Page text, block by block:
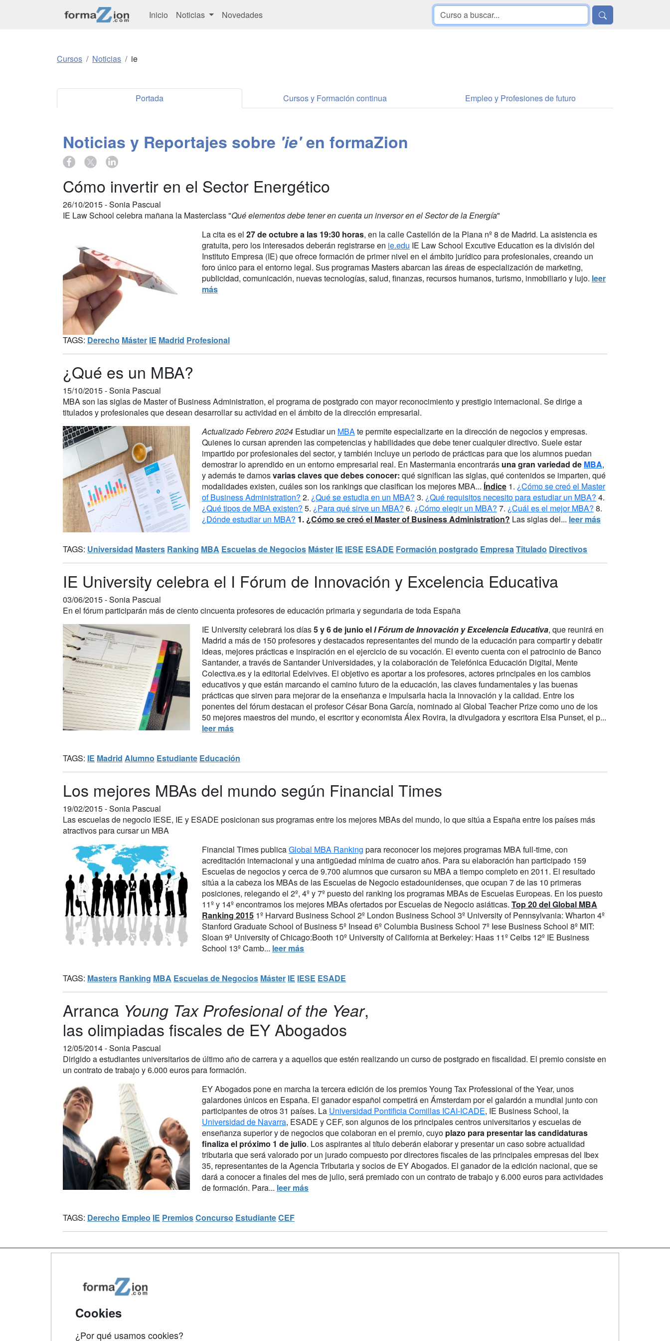
Inicio Noticias Novedades
Cursos Noticias ie
Portada Cursos y Formación continua Empleo y Profesiones de futuro
Noticias y Reportajes sobre 'ie'en formaZion
Cómo invertir en el Sector Energético
26/10/2015 -Sonia Pascual
IE Law School celebra mañana la Masterclass "Qué elementos debe tener en cuenta un inversor en el Sector de la Energía"
La cita es el 27 de octubre a las 19:30 horas, en la calle Castellón de la Plana nº 8 de Madrid. La asistencia es
gratuita, pero los interesados deberán registrarse en ie.edu IE Law School Excutive Education es la división del
Instituto Empresa (IE) que ofrece formación de primer nivel en el ámbito jurídico para profesionales, creando un
foro único para el entorno legal. Sus programas Masters abarcan las áreas de especialización de marketing,
publicidad, comunicación, nuevas tecnologías, salud, finanzas, recursos humanos, turismo, inmobiliario y lujo. leer
más
TAGS: Derecho Máster IE Madrid Profesional
¿Qué es un MBA?
15/10/2015 -Sonia Pascual
MBA son las siglas de Master of Business Administration, el programa de postgrado con mayor reconocimiento y prestigio internacional. Se dirige a
titulados y profesionales que desean desarrollar su actividad en el ámbito de la dirección empresarial.
Actualizado Febrero 2024 Estudiar un MBAte permite especializarte en la dirección de negocios y empresas.
Quienes lo cursan aprenden las competencias y habilidades que debe tener cualquier directivo. Suele estar
impartido por profesionales del sector, y también incluye un periodo de prácticas para que los alumnos puedan
demostrar lo aprendido en un entorno empresarial real. En Mastermania encontrarás una gran variedad de MBA,
y además te damosvarias claves que debes conocer: qué significan las siglas, qué contenidos se imparten, qué
modalidades existen, cuáles son los rankings que clasifican los mejores MBA... Índice 1. ¿Cómo se creó el Master
of Business Administration? 2. ¿Qué se estudia en un MBA? 3. ¿Qué requisitos necesito para estudiar un MBA? 4.
¿Qué tipos de MBA existen? 5. ¿Para qué sirve un MBA? 6. ¿Cómo elegir un MBA? 7. ¿Cuál es el mejor MBA? 8.
¿Dónde estudiar un MBA? 1. ¿Cómo se creó el Master of Business Administration? Las siglas del... leer más
TAGS: Universidad Masters Ranking MBA Escuelas de Negocios Máster IE IESE ESADE Formación postgrado EmpresaTitulado Directivos
IE University celebra el I Fórum de Innovación y Excelencia Educativa
03/06/2015 -Sonia Pascual
En el fórum participarán más de ciento cincuenta profesores de educación primaria y segundaria de toda España
IE University celebrará los días5 y 6 de junio elI Fórum de Innovación y Excelencia Educativa, que reunirá en
Madrid a más de 150 profesores y destacados representantes del mundo de la educación para compartir y debatir
ideas, mejores prácticas e inspiración en el ejercicio de su vocación. El evento cuenta con el patrocinio de Banco
Santander, a través de Santander Universidades, y la colaboración de Telefónica Educación Digital, Mente
Colectiva.es y la editorial Edelvives. El objetivo es aportar a los profesores, actores principales en los cambios
educativos y que están marcando el camino futuro de la educación, las claves fundamentales y las buenas
prácticas que sirven para mejorar de la enseñanza e impulsarla hacia la innovación y la calidad. Entre los
ponentes del fórum destacan el profesor César Bona García, nominado al Global Teacher Prize como uno de los
50 mejores maestros del mundo, el escritor y economista Álex Rovira, la divulgadora y escritora Elsa Punset, el p...
leer más
TAGS: IE Madrid Alumno Estudiante Educación
Los mejores MBAs del mundo según Financial Times
19/02/2015 -Sonia Pascual
Las escuelas de negocio IESE, IE y ESADE posicionan sus programas entre los mejores MBAs del mundo, lo que sitúa a España entre los países más
atractivos para cursar un MBA
Financial Times publicaGlobal MBA Ranking para reconocer los mejores programas MBA full-time, con
acreditación internacional y una antigüedad mínima de cuatro años. Para su elaboración han participado 159
Escuelas de negocios y cerca de 9.700 alumnos que cursaron su MBA a tiempo completo en 2011. El resultado
sitúa a la cabeza los MBAs de las Escuelas de Negocio estadounidenses, que ocupan 7 de las 10 primeras
posiciones, relegando el 2º, 4º y 7º puesto del ranking los programas MBAs de Escuelas Europeas. En los puesto
11º y 14º encontramos los mejores MBAs ofertados por Escuelas de Negocio asiáticas. Top 20 del Global MBA
Ranking 2015 1º Harvard Business School 2º London Business School 3º University of Pennsylvania: Wharton 4º
Stanford Graduate School of Business 5º Insead 6º Columbia Business School 7º Iese Business School 8º MIT:
Sloan 9º University of Chicago:Booth 10º University of California at Berkeley: Haas 11º Ceibs 12º IE Business
School 13º Camb... leer más
TAGS: Masters Ranking MBA Escuelas de Negocios Máster IE IESE ESADE
Arranca Young Tax Profesional of the Year,
las olimpiadas fiscales de EY Abogados
12/05/2014 -Sonia Pascual
Dirigido a estudiantes universitarios de último año de carrera y a aquellos que estén realizando un curso de postgrado en fiscalidad. El premio consiste en
un contrato de trabajo y 6.000 euros para formación.
EY Abogados pone en marcha la tercera edición de los premios Young Tax Professional of the Year, unos
galardones únicos en España. El ganador español competirá en Ámsterdam por el galardón a mundial junto con
participantes de otros 31 países. La Universidad Pontificia Comillas ICAI-ICADE, IE Business School, la
Universidad de Navarra, ESADE y CEF, son algunos de los principales centros universitarios y escuelas de
enseñanza superior y de negocios que colaboran en el premio, cuyo plazo para presentar las candidaturas
finaliza el próximo 1 de julio. Los aspirantes al título deberán elaborar y presentar un caso sobre actualidad
tributaria que será valorado por un jurado compuesto por directores fiscales de las principales empresas del Ibex
35, representantes de la Agencia Tributaria y socios de EY Abogados. El ganador de la edición nacional, que se
dará a conocer a finales del mes de julio, será premiado con un contrato de trabajo y 6.000 euros para actividades
de formación. Para... leer más
TAGS: Derecho Empleo IE PremiosConcurso EstudianteCEF
Cookies
¿Por qué usamos cookies?